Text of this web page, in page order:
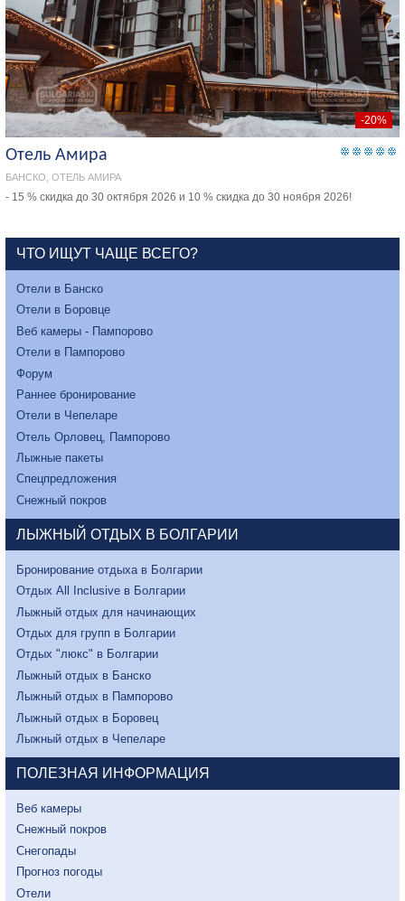
-20%
Отель Амира
БАНСКО, ОТЕЛЬ АМИРА
- 15 % скидка до 30 октября 2026 и 10 % скидка до 30 ноября 2026!
ЧТО ИЩУТ ЧАЩЕ ВСЕГО?
Отели в Банско
Отели в Боровце
Веб камеры - Пампорово
Отели в Пампорово
Форум
Раннее бронирование
Отели в Чепеларе
Отель Орловец, Пампорово
Лыжные пакеты
Спецпредложения
Снежный покров
ЛЫЖНЫЙ ОТДЫХ В БОЛГАРИИ
Бронирование отдыха в Болгарии
Отдых All Inclusive в Болгарии
Лыжный отдых для начинающих
Отдых для групп в Болгарии
Отдых "люкс" в Болгарии
Лыжный отдых в Банско
Лыжный отдых в Пампорово
Лыжный отдых в Боровец
Лыжный отдых в Чепеларе
ПОЛЕЗНАЯ ИНФОРМАЦИЯ
Веб камеры
Снежный покров
Снегопады
Прогноз погоды
Отели